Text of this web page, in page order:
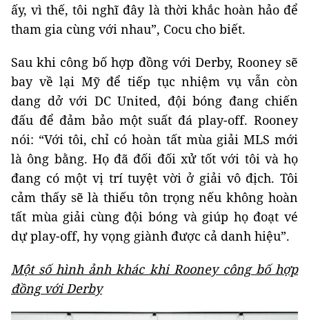
ấy, vì thế, tôi nghĩ đây là thời khắc hoàn hảo để
tham gia cùng với nhau”, Cocu cho biết.
Sau khi công bố hợp đồng với Derby, Rooney sẽ
bay về lại Mỹ để tiếp tục nhiệm vụ vẫn còn
dang dở với DC United, đội bóng đang chiến
đấu để đảm bảo một suất đá play-off. Rooney
nói: “Với tôi, chỉ có hoàn tất mùa giải MLS mới
là ông bằng. Họ đã đối đối xử tốt với tôi và họ
đang có một vị trí tuyệt vời ở giải vô địch. Tôi
cảm thấy sẽ là thiếu tôn trọng nếu không hoàn
tất mùa giải cùng đội bóng và giúp họ đoạt vé
dự play-off, hy vọng giành được cả danh hiệu”.
Một số hình ảnh khác khi Rooney công bố hợp
đồng với Derby